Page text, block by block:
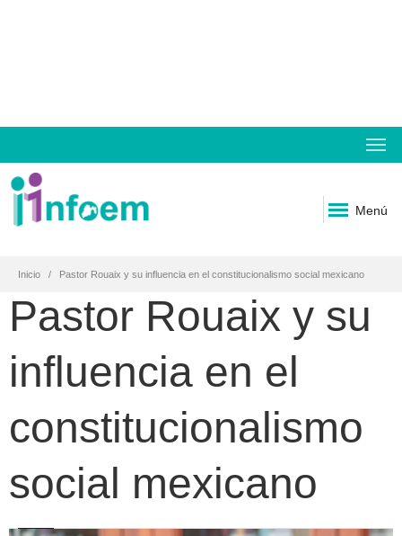
Menú
Inicio Pastor Rouaix y su influencia en el constitucionalismo social mexicano
Pastor Rouaix y su
influencia en el
constitucionalismo
social mexicano